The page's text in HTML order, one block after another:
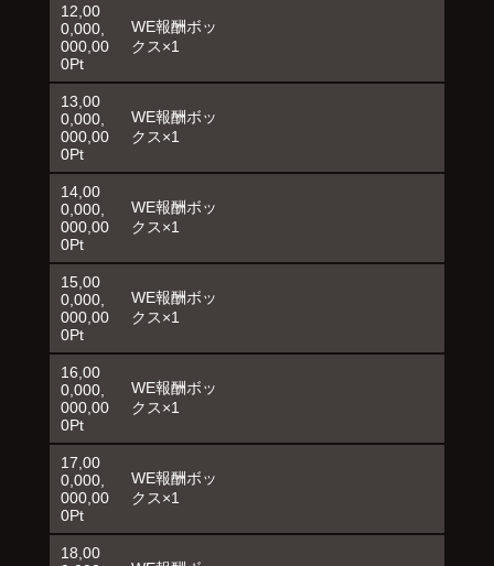
12,00
0,000,
000,00
0Pt
WE報酬ボッ
クス×1
13,00
0,000,
000,00
0Pt
WE報酬ボッ
クス×1
14,00
0,000,
000,00
0Pt
WE報酬ボッ
クス×1
15,00
0,000,
000,00
0Pt
WE報酬ボッ
クス×1
16,00
0,000,
000,00
0Pt
WE報酬ボッ
クス×1
17,00
0,000,
000,00
0Pt
WE報酬ボッ
クス×1
18,00